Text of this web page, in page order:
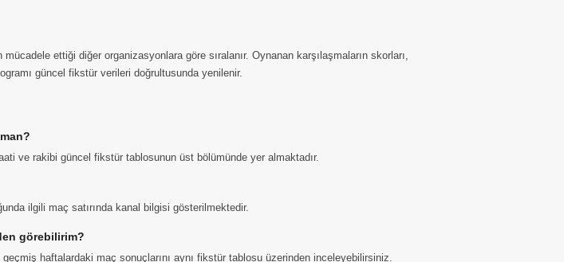
ettiği diğer organizasyonlara göre sıralanır. Oynanan karşılaşmaların skorları,
güncel fikstür verileri doğrultusunda yenilenir.
ve rakibi güncel fikstür tablosunun üst bölümünde yer almaktadır.
ilgili maç satırında kanal bilgisi gösterilmektedir.
görebilirim?
geçmiş haftalardaki maç sonuçlarını aynı fikstür tablosu üzerinden inceleyebilirsiniz.